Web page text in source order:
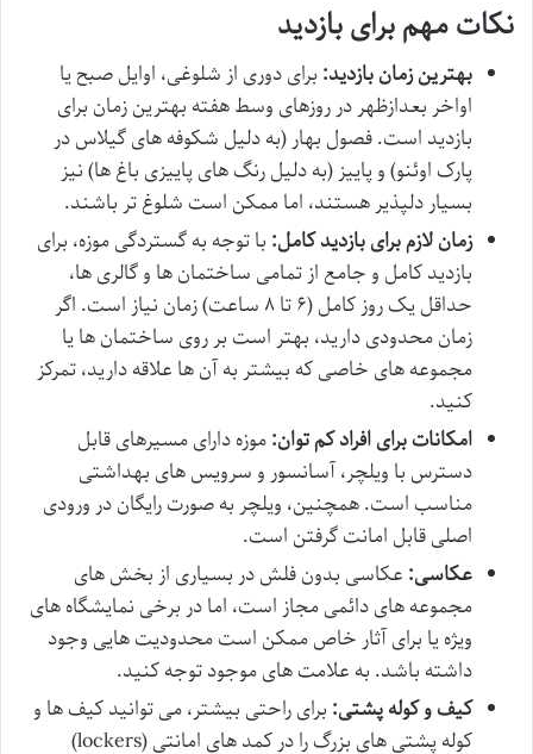
نکات مهم برای بازدید
بهترین زمان بازدید: برای دوری از شلوغی، اوایل صبح یا
اواخر بعدازظهر در روزهای وسط هفته بهترین زمان برای
بازدید است. فصول بهار (به دلیل شکوفه های گیلاس در
پارک اوئنو) و پاییز (به دلیل رنگ های پاییزی باغ ها) نیز
بسیار دلپذیر هستند، اما ممکن است شلوغ تر باشند.
زمان لازم برای بازدید کامل: با توجه به گستردگی موزه، برای
بازدید کامل و جامع از تمامی ساختمان ها و گالری ها،
حداقل یک روز کامل (۶ تا ۸ ساعت) زمان نیاز است. اگر
زمان محدودی دارید، بهتر است بر روی ساختمان ها یا
مجموعه های خاصی که بیشتر به آن ها علاقه دارید، تمرکز
کنید.
امکانات برای افراد کم توان:موزه دارای مسیرهای قابل
دسترس با ویلچر، آسانسور و سرویس های بهداشتی
مناسب است. همچنین، ویلچر به صورت رایگان در ورودی
اصلی قابل امانت گرفتن است.
عکاسی: عکاسی بدون فلش در بسیاری از بخش های
مجموعه های دائمی مجاز است، اما در برخی نمایشگاه های
ویژه یا برای آثار خاص ممکن است محدودیت هایی وجود
داشته باشد. به علامت های موجود توجه کنید.
کیف و کوله پشتی: برای راحتی بیشتر، می توانید کیف ها و
کوله پشتی های بزرگ را در کمد های امانتی (lockers)